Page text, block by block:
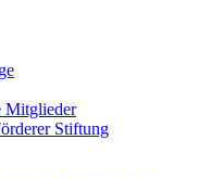
Mitglieder
Stiftung